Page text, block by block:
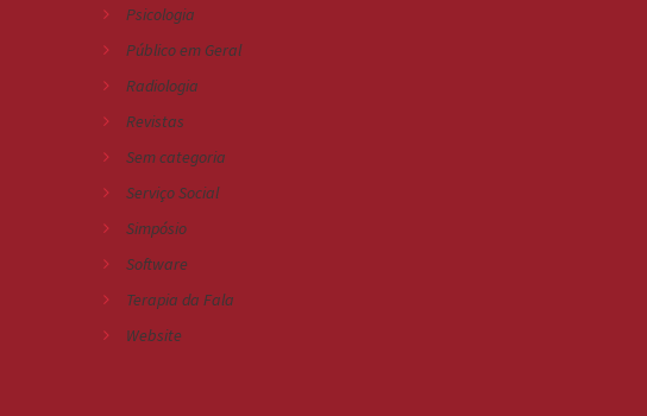
Psicologia
Público em Geral
Radiologia
Revistas
Sem categoria
Serviço Social
Simpósio
Software
Terapia da Fala
Website